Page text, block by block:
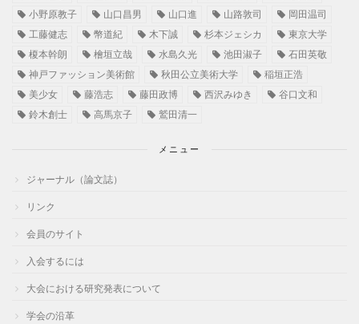
小野原教子
山口昌男 山口進 山路敦司
岡田温司
工藤健志
幣道紀 木下誠 杉本ジェシカ
東京大学
榎本幹朗
檜垣立哉 水島久光 池田淑子
石田英敬
神戸ファッション美術館
秋田公立美術大学
稲垣正浩
美少女
藤浩志 藤田政博 西沢みゆき
谷口文和
鈴木創士
高馬京子 鷲田清一
メニュー
ジャーナル（論文誌）
リンク
会員のサイト
入会するには
大会における研究発表について
学会の沿革